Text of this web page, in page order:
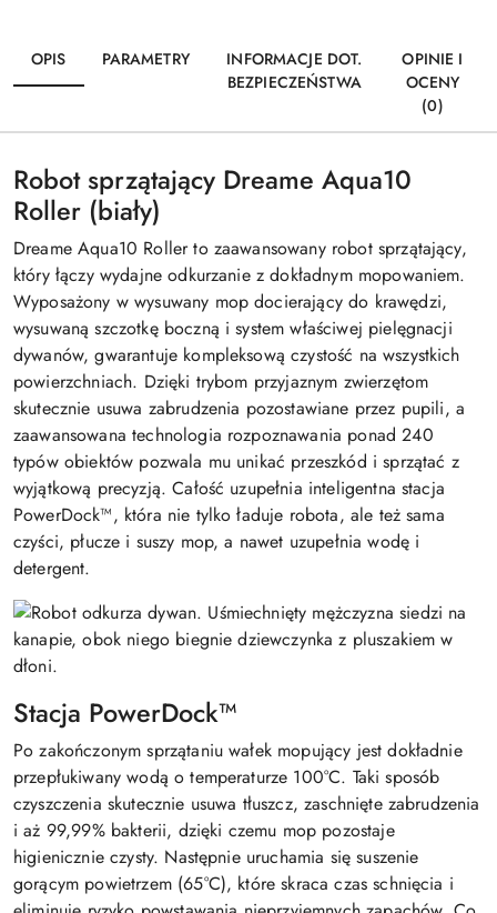
OPIS PARAMETRY
INFORMACJE DOT.
BEZPIECZEŃSTWA
OPINIE I
OCENY
(0)
Robot sprzątający Dreame Aqua10
Roller (biały)
Dreame Aqua10 Roller to zaawansowany robot sprzątający,
który łączy wydajne odkurzanie z dokładnym mopowaniem.
Wyposażony w wysuwany mop docierający do krawędzi,
wysuwaną szczotkę boczną i system właściwej pielęgnacji
dywanów, gwarantuje kompleksową czystość na wszystkich
powierzchniach. Dzięki trybom przyjaznym zwierzętom
skutecznie usuwa zabrudzenia pozostawiane przez pupili, a
zaawansowana technologia rozpoznawania ponad 240
typów obiektów pozwala mu unikać przeszkód i sprzątać z
wyjątkową precyzją. Całość uzupełnia inteligentna stacja
PowerDock™, która nie tylko ładuje robota, ale też sama
czyści, płucze i suszy mop, a nawet uzupełnia wodę i
detergent.
Stacja PowerDock™
Po zakończonym sprzątaniu wałek mopujący jest dokładnie
przepłukiwany wodą o temperaturze 100°C. Taki sposób
czyszczenia skutecznie usuwa tłuszcz, zaschnięte zabrudzenia
i aż 99,99% bakterii, dzięki czemu mop pozostaje
higienicznie czysty. Następnie uruchamia się suszenie
gorącym powietrzem (65°C), które skraca czas schnięcia i